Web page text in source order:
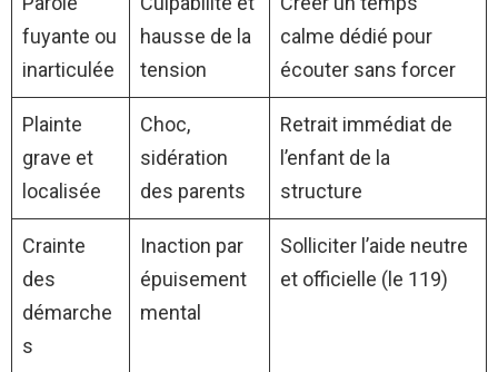
fuyante ou
inarticulée
hausse de la
tension
calme dédié pour
écouter sans forcer
Plainte
grave et
localisée
Choc,
sidération
des parents
Retrait immédiat de
l’enfant de la
structure
Crainte
des
démarche
s
Inaction par
épuisement
mental
Solliciter l’aide neutre
et officielle (le 119)